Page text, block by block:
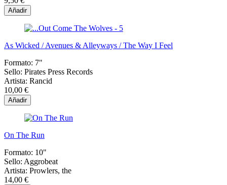
Añadir
As Wicked / Avenues & Alleyways / The Way I Feel
Formato: 7"
Sello: Pirates Press Records
Artista: Rancid
10,00 €
Añadir
On The Run
Formato: 10"
Sello: Aggrobeat
Artista: Prowlers, the
14,00 €